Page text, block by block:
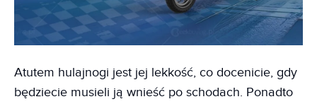
Atutem hulajnogi jest jej lekkość, co docenicie, gdy
będziecie musieli ją wnieść po schodach. Ponadto